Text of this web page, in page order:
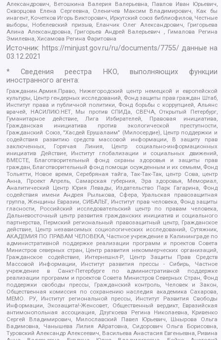
Александрович, Ветошкина Валерия Валерьевна, Павлов Иван Юрьевич,
Скворцова Елена Сергеевна, Оленичев Максим Владимирович, Как бы
инагент, Кочетков Игорь Викторович, Иркутский союз библиофилов, Честные
выборы, Нобелевский призыв, Еланчик Олег Александрович, Григорьева
Алина Александровна, Григорьев Андрей Валерьевич , Гималова Регина
Эмилевна, Хисамова Регина Фаритовна
Источник: https://minjust.gov.ru/ru/documents/7755/ данные на
03.12.2021
* Сведения реестра НКО, выполняющих функции
иностранного агента:
Гражданин.Армия.Право, Нижегородский центр немецкой и европейской
культуры, Центр гендерных исследований, Фонд защиты прав граждан Штаб,
Институт права и публичной политики, Фонд борьбы с коррупцией, Альянс
врачей, НАСИЛИЮ.НЕТ, Мы против СПИДа, СВЕЧА, Открытый Петербург,
Гуманитарное действие, Лига Избирателей, Правовая инициатива,
Гражданская инициатива против экологической преступности,
Гражданский Союз, "Хасдей Ерушалаим" (Милосердие), Центр поддержки и
содействия развитию средств массовой информации, В защиту прав
заключенных, Горячая Линия, Центр социально-информационных
инициатив Действие, Институт глобализации и социальных движений,
ВМЕСТЕ, Благотворительный фонд охраны здоровья и защиты прав
граждан, Благотворительный фонд помощи осужденным и их семьям, Фонд
Тольятти, Новое время, Серебряная тайга, Так-Так-Так, центр Сова, центр
Анна, Проект Апрель, Самарская губерния, Эра здоровья, Мемориал,
Аналитический Центр Юрия Левады, Издательство Парк Гагарина, Фонд
содействия имени Андрея Рылькова, Сфера, Уральская правозащитная
группа, Женщины Евразии, СИБАЛЬТ, Институт прав человека, Фонд защиты
гласности, Российский исследовательский центр по правам человека,
Дальневосточный центр развития гражданских инициатив и социального
партнерства, Пермский региональный правозащитный центр, Гражданское
действие, Центр независимых социологических исследований, Сутяжник,
АКАДЕМИЯ ПО ПРАВАМ ЧЕЛОВЕКА, Частное учреждение в Калининграде по
административной поддержке реализации программ и проектов Совета
Министров северных стран, Центр развития некоммерческих организаций,
Гражданское содействие, Интернешнл-Р, Центр Защиты Прав Средств
Массовой Информации, Институт развития прессы - Сибирь, Частное
учреждение в Санкт-Петербурге по административной поддержке
реализации программ и проектов Совета Министров Северных Стран, Фонд
поддержки свободы прессы, Гражданский контроль, Человек и Закон,
Общественная комиссия по сохранению наследия академика Сахарова,
МЕМО. РУ, Институт региональной прессы, Институт Развития Свободы
Информации, Экозащита!-Женсовет, Общественный вердикт, Евразийская
антимонопольная ассоциация, Дзугкоева Регина Николаевна, Кривенко
Сергей Владимирович, Милославский Павел Юрьевич, Шнырова Ольга
Вадимовна, Чанышева Лилия Айратовна, Сидорович Ольга Борисовна,
Туровский Александр Алексеевич, Васильева Анастасия Евгеньевна, Ривина